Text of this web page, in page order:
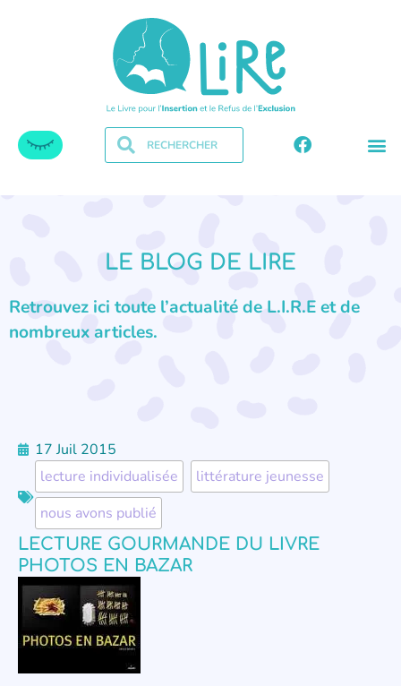
LE BLOG DE LIRE
Retrouvez ici toute l’actualité de L.I.R.E et de
nombreux articles.
17 Juil 2015
lecture individualisée
littérature jeunesse
nous avons publié
LECTURE GOURMANDE DU LIVRE
PHOTOS EN BAZAR